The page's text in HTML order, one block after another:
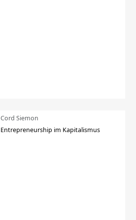
Cord Siemon
Entrepreneurship im Kapitalismus